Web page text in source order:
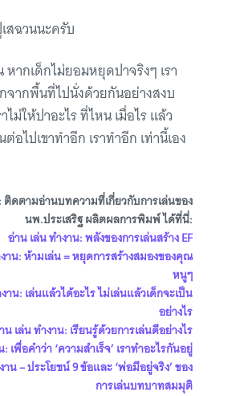
สฉวนนะครับ
ากเด็กไม่ยอมหยุดปาจริงๆ เรา
จากพื้นที่ไปนั่งด้วยกันอย่างสงบ
ไม่ให้ปาอะไร ที่ไหน เมื่อไร แล้ว
อไปเขาทำอีก เราทำอีก เท่านี้เอง
ติดตามอ่านบทความที่เกี่ยวกับการเล่นของ
นพ.ประเสริฐ ผลิตผลการพิมพ์ ได้ที่นี่:
อ่าน เล่น ทำงาน: พลังของการเล่นสร้าง EF
าน: ห้ามเล่น = หยุดการสร้างสมองของคุณ
หนูๆ
าน: เล่นแล้วได้อะไร ไม่เล่นแล้วเด็กจะเป็น
อย่างไร
น เล่น ทำงาน: เรียนรู้ด้วยการเล่นดีอย่างไร
เพื่อคำว่า ‘ความสำเร็จ’ เราทำอะไรกันอยู่
น – ประโยชน์ 9 ข้อและ ‘พ่อมีอยู่จริง’ ของ
การเล่นบทบาทสมมุติ